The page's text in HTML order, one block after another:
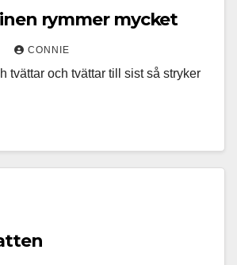
rymmer mycket
CONNIE
tvättar och tvättar till sist så stryker